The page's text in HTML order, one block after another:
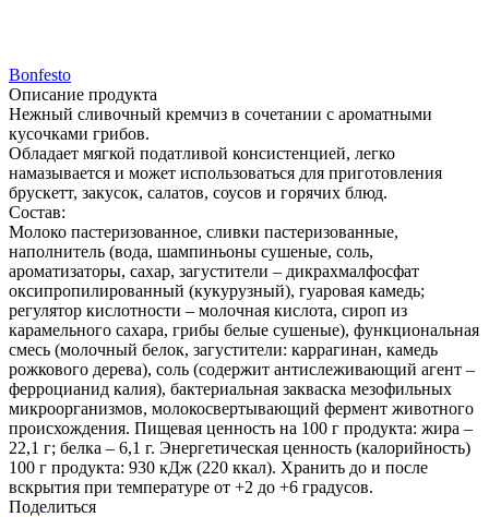
Bonfesto
Описание продукта
Нежный сливочный кремчиз в сочетании с ароматными
кусочками грибов.
Обладает мягкой податливой консистенцией, легко
намазывается и может использоваться для приготовления
брускетт, закусок, салатов, соусов и горячих блюд.
Состав:
Молоко пастеризованное, сливки пастеризованные,
наполнитель (вода, шампиньоны сушеные, соль,
ароматизаторы, сахар, загустители – дикрахмалфосфат
оксипропилированный (кукурузный), гуаровая камедь;
регулятор кислотности – молочная кислота, сироп из
карамельного сахара, грибы белые сушеные), функциональная
смесь (молочный белок, загустители: каррагинан, камедь
рожкового дерева), соль (содержит антислеживающий агент –
ферроцианид калия), бактериальная закваска мезофильных
микроорганизмов, молокосвертывающий фермент животного
происхождения. Пищевая ценность на 100 г продукта: жира –
22,1 г; белка – 6,1 г. Энергетическая ценность (калорийность)
100 г продукта: 930 кДж (220 ккал). Хранить до и после
вскрытия при температуре от +2 до +6 градусов.
Поделиться